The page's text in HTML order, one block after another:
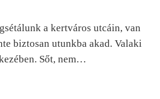
a kertváros utcáin, van
biztosan utunkba akad. Valaki
Sőt, nem…